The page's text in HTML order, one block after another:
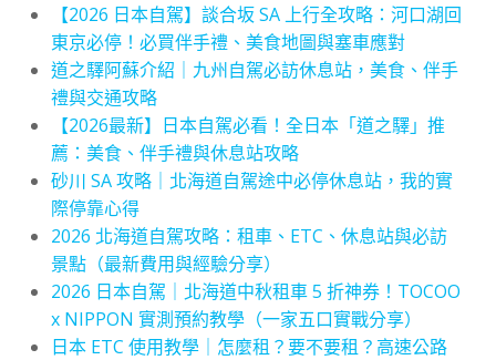
【2026 日本自駕】談合坂 SA 上行全攻略：河口湖回
東京必停！必買伴手禮、美食地圖與塞車應對
道之驛阿蘇介紹｜九州自駕必訪休息站，美食、伴手
禮與交通攻略
【2026最新】日本自駕必看！全日本「道之驛」推
薦：美食、伴手禮與休息站攻略
砂川 SA 攻略｜北海道自駕途中必停休息站，我的實
際停靠心得
2026 北海道自駕攻略：租車、ETC、休息站與必訪
景點（最新費用與經驗分享）
2026 日本自駕｜北海道中秋租車 5 折神券！TOCOO
x NIPPON 實測預約教學（一家五口實戰分享）
日本 ETC 使用教學｜怎麼租？要不要租？高速公路